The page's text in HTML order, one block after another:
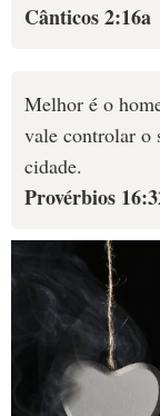
Cânticos 2:16a
Melhor é o
vale controlar o
cidade.
Provérbios